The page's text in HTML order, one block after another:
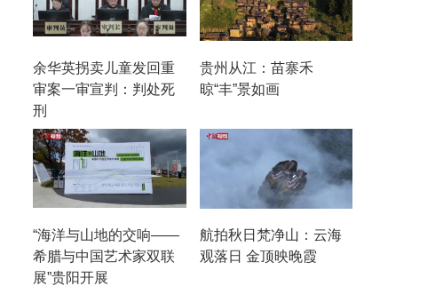
余华英拐卖儿童发回重
审案一审宣判：判处死
刑
贵州从江：苗寨禾
晾“丰”景如画
“海洋与山地的交响——
希腊与中国艺术家双联
展”贵阳开展
航拍秋日梵净山：云海
观落日 金顶映晚霞